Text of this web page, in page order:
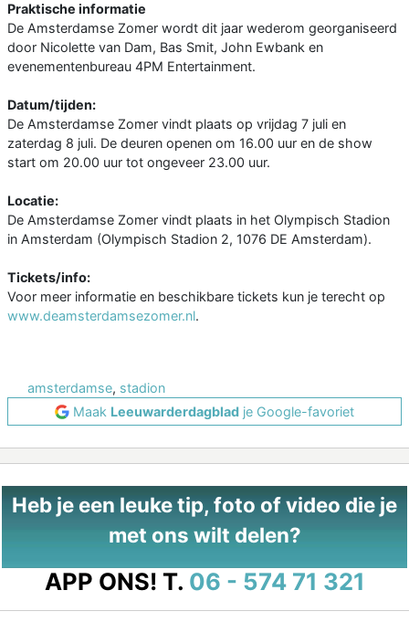
Praktische informatie
De Amsterdamse Zomer wordt dit jaar wederom georganiseerd
door Nicolette van Dam, Bas Smit, John Ewbank en
evenementenbureau 4PM Entertainment.
Datum/tijden:
De Amsterdamse Zomer vindt plaats op vrijdag 7 juli en
zaterdag 8 juli. De deuren openen om 16.00 uur en de show
start om 20.00 uur tot ongeveer 23.00 uur.
Locatie:
De Amsterdamse Zomer vindt plaats in het Olympisch Stadion
in Amsterdam (Olympisch Stadion 2, 1076 DE Amsterdam).
Tickets/info:
Voor meer informatie en beschikbare tickets kun je terecht op
www.deamsterdamsezomer.nl.
amsterdamse, stadion
Maak Leeuwarderdagblad je Google-favoriet
Heb je een leuke tip, foto of video die je
met ons wilt delen?
APP ONS! T. 06 - 574 71 321